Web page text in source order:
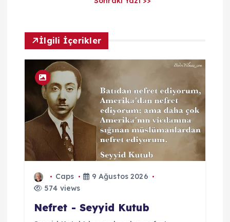
m
İlgili İçerikler
Caps
9 Ağustos 2026
574 views
Nefret - Seyyid Kutub